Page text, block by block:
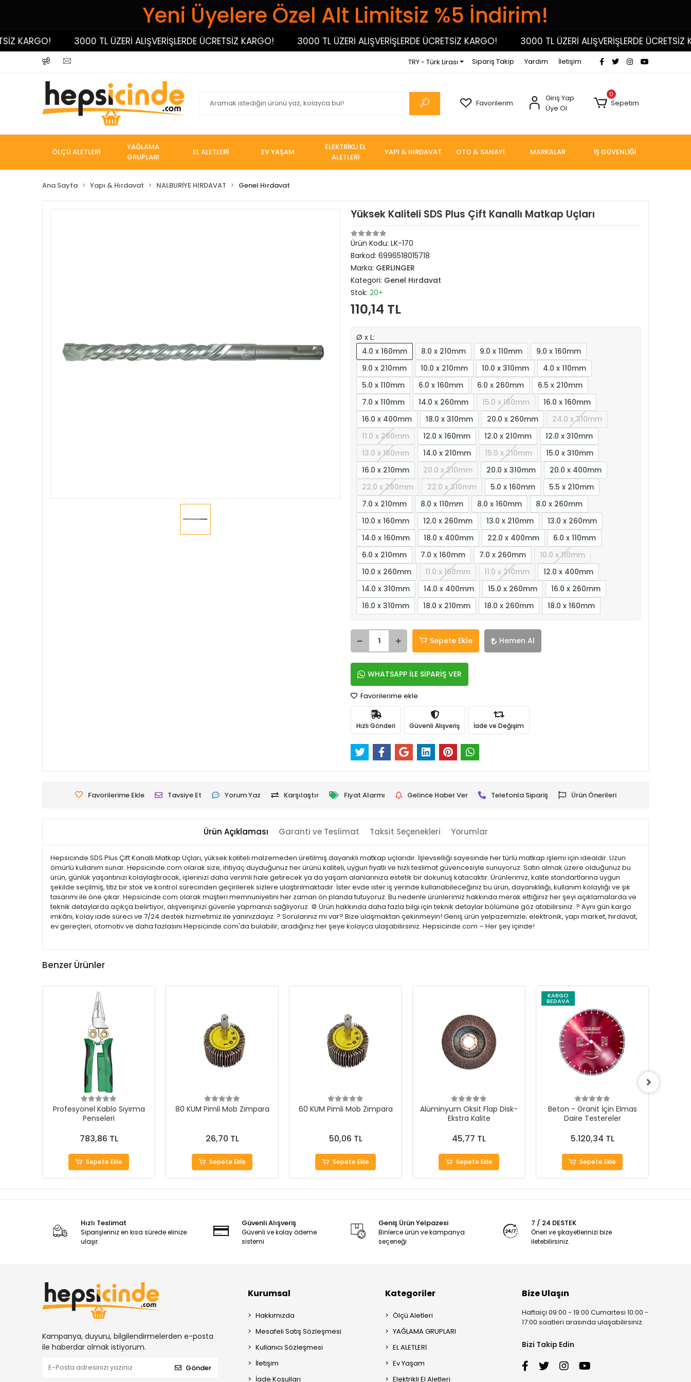
Yeni Üyelere Özel Alt Limitsiz %5 İndirim!
3000 TL ÜZERİ ALIŞVERİŞLERDE ÜCRETSİZ KARGO! 3000 TL ÜZERİ ALIŞVERİŞLERDE ÜCRETSİZ KARGO! 3000 TL ÜZERİ ALIŞVERİŞLERDE ÜCRETSİZ
TRY - Türk Lirası Sipariş Takip Yardım İletişim
Favorilerim
Giriş Yap
Üye Ol
0
Sepetim
ÖLÇÜ ALETLERİ
YAĞLAMA
GRUPLARI
EL ALETLERİ EV YAŞAM
ELEKTRİKLİ EL
ALETLERİ
YAPI & HIRDAVAT OTO & SANAYİ MARKALAR İŞ GÜVENLİĞİ
Ana Sayfa Yapı & Hırdavat NALBURİYE HIRDAVAT Genel Hırdavat
Yüksek Kaliteli SDS Plus Çift Kanallı Matkap Uçları
Ürün Kodu: LK-170
Barkod: 6996518015718
Marka: GERLINGER
Kategori: Genel Hırdavat
Stok: 20+
110,14 TL
Ø x L:
4.0 x 160mm
8.0 x 210mm 9.0 x 110mm
9.0 x 160mm
9.0 x 210mm
10.0 x 210mm 10.0 x 310mm
4.0 x 110mm
5.0 x 110mm
6.0 x 160mm 6.0 x 260mm
6.5 x 210mm
7.0 x 110mm
14.0 x 260mm 15.0 x 160mm
16.0 x 160mm
16.0 x 400mm
18.0 x 310mm 20.0 x 260mm
24.0 x 310mm
11.0 x 260mm
12.0 x 160mm 12.0 x 210mm
12.0 x 310mm
13.0 x 160mm
14.0 x 210mm 15.0 x 210mm
15.0 x 310mm
16.0 x 210mm
20.0 x 210mm 20.0 x 310mm
20.0 x 400mm
22.0 x 260mm
22.0 x 310mm 5.0 x 160mm
5.5 x 210mm
7.0 x 210mm
8.0 x 110mm 8.0 x 160mm
8.0 x 260mm
10.0 x 160mm
12.0 x 260mm 13.0 x 210mm
13.0 x 260mm
14.0 x 160mm
18.0 x 400mm 22.0 x 400mm
6.0 x 110mm
6.0 x 210mm
7.0 x 160mm 7.0 x 260mm
10.0 x 110mm
10.0 x 260mm
11.0 x 160mm 11.0 x 210mm
12.0 x 400mm
14.0 x 310mm
14.0 x 400mm 15.0 x 260mm
16.0 x 260mm
16.0 x 310mm
18.0 x 210mm 18.0 x 260mm 18.0 x 160mm
Sepete Ekle Hemen Al
WHATSAPP İLE SİPARİŞ VER
Favorilerime ekle
Hızlı Gönderi Güvenli Alışveriş İade ve Değişim
Favorilerime Ekle Tavsiye Et Yorum Yaz Karşılaştır Fiyat Alarmı Gelince Haber Ver Telefonla Sipariş Ürün Önerileri
Ürün Açıklaması Garanti ve Teslimat Taksit Seçenekleri Yorumlar
Hepsicinde SDS Plus Çift Kanallı Matkap Uçları, yüksek kaliteli malzemeden üretilmiş dayanıklı matkap uçlarıdır. İşlevselliği sayesinde her türlü matkap işlemi için idealdir. Uzun
ömürlü kullanım sunar. Hepsicinde.com olarak size, ihtiyaç duyduğunuz her ürünü kaliteli, uygun fiyatlı ve hızlı teslimat güvencesiyle sunuyoruz. Satın almak üzere olduğunuz bu
ürün, günlük yaşantınızı kolaylaştıracak, işlerinizi daha verimli hale getirecek ya da yaşam alanlarınıza estetik bir dokunuş katacaktır. Ürünlerimiz, kalite standartlarına uygun
şekilde seçilmiş, titiz bir stok ve kontrol sürecinden geçirilerek sizlere ulaştırılmaktadır. İster evde ister iş yerinde kullanabileceğiniz bu ürün, dayanıklılığı, kullanım kolaylığı ve şık
tasarımı ile öne çıkar. Hepsicinde.com olarak müşteri memnuniyetini her zaman ön planda tutuyoruz. Bu nedenle ürünlerimiz hakkında merak ettiğiniz her şeyi açıklamalarda ve
teknik detaylarda açıkça belirtiyor, alışverişinizi güvenle yapmanızı sağlıyoruz. ⚙️ Ürün hakkında daha fazla bilgi için teknik detaylar bölümüne göz atabilirsiniz. ? Aynı gün kargo
imkânı, kolay iade süreci ve 7/24 destek hizmetimiz ile yanınızdayız. ? Sorularınız mı var? Bize ulaşmaktan çekinmeyin! Geniş ürün yelpazemizle; elektronik, yapı market, hırdavat,
ev gereçleri, otomotiv ve daha fazlasını Hepsicinde.com'da bulabilir, aradığınız her şeye kolayca ulaşabilirsiniz. Hepsicinde.com – Her şey içinde!
Benzer Ürünler
Profesyonel Kablo Sıyırma
Penseleri
783,86 TL
Sepete Ekle
80 KUM Pimli Mob Zımpara
26,70 TL
Sepete Ekle
60 KUM Pimli Mob Zımpara
50,06 TL
Sepete Ekle
Alüminyum Oksit Flap Disk-
Ekstra Kalite
45,77 TL
Sepete Ekle
KARGO
BEDAVA
Beton - Granit İçin Elmas
Daire Testereler
5.120,34 TL
Sepete Ekle
Hızlı Teslimat
Siparişleriniz en kısa sürede elinize
ulaşır.
Güvenli Alışveriş
Güvenli ve kolay ödeme
sistemi
Geniş Ürün Yelpazesi
Binlerce ürün ve kampanya
seçeneği
7 / 24 DESTEK
Öneri ve şikayetlerinizi bize
iletebilirsiniz.
Kampanya, duyuru, bilgilendirmelerden e-posta
ile haberdar olmak istiyorum.
Gönder
Kurumsal
Hakkımızda
Mesafeli Satış Sözleşmesi
Kullanıcı Sözleşmesi
İletişim
İade Koşulları
Kategoriler
Ölçü Aletleri
YAĞLAMA GRUPLARI
EL ALETLERİ
Ev Yaşam
Elektrikli El Aletleri
Bize Ulaşın
Haftaiçi 09:00 - 19:00 Cumartesi 10:00 -
17:00 saatleri arasında ulaşabilirsiniz.
Bizi Takip Edin